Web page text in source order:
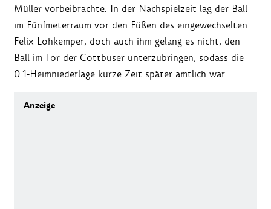
Müller vorbeibrachte. In der Nachspielzeit lag der Ball
im Fünfmeterraum vor den Füßen des eingewechselten
Felix Lohkemper, doch auch ihm gelang es nicht, den
Ball im Tor der Cottbuser unterzubringen, sodass die
0:1-Heimniederlage kurze Zeit später amtlich war.